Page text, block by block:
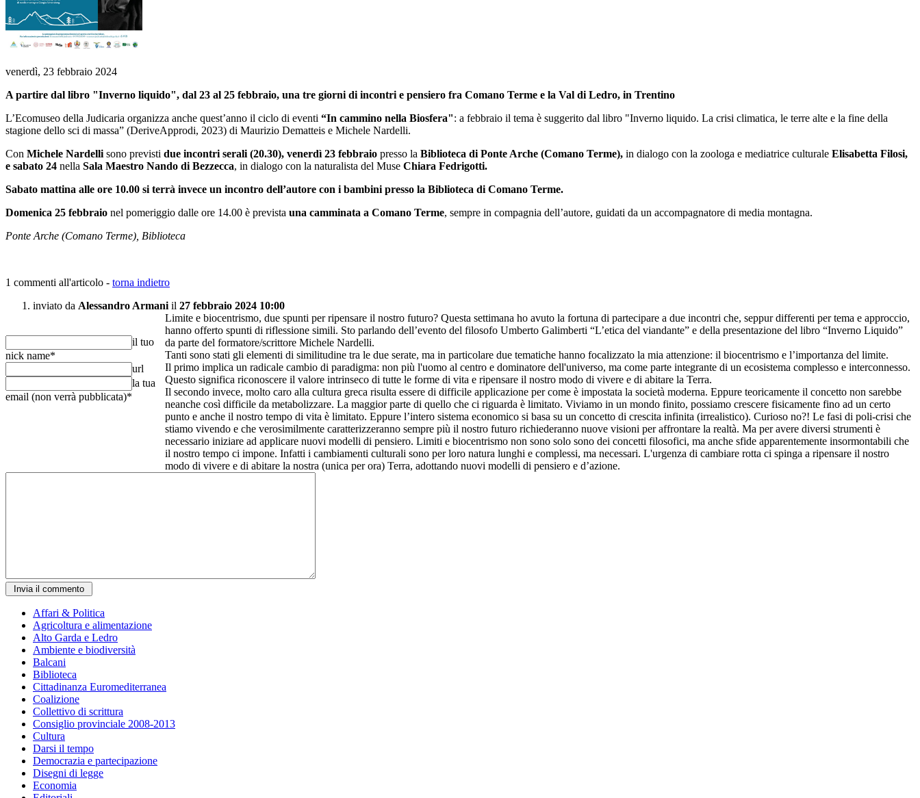
venerdì, 23 febbraio 2024
A partire dal libro "Inverno liquido", dal 23 al 25 febbraio, una tre giorni di incontri e pensiero fra Comano Terme e la Val di Ledro, in Trentino
L’Ecomuseo della Judicaria organizza anche quest’anno il ciclo di eventi “In cammino nella Biosfera": a febbraio il tema è suggerito dal libro "Inverno liquido. La crisi climatica, le terre alte e la fine della
stagione dello sci di massa” (DeriveApprodi, 2023) di Maurizio Dematteis e Michele Nardelli.
Con Michele Nardelli sono previsti due incontri serali (20.30), venerdì 23 febbraio presso la Biblioteca di Ponte Arche (Comano Terme), in dialogo con la zoologa e mediatrice culturale Elisabetta Filosi,
e sabato 24 nella Sala Maestro Nando di Bezzecca, in dialogo con la naturalista del Muse Chiara Fedrigotti.
Sabato mattina alle ore 10.00 si terrà invece un incontro dell’autore con i bambini presso la Biblioteca di Comano Terme.
Domenica 25 febbraio nel pomeriggio dalle ore 14.00 è prevista una camminata a Comano Terme, sempre in compagnia dell’autore, guidati da un accompagnatore di media montagna.
Ponte Arche (Comano Terme), Biblioteca
1 commenti all'articolo - torna indietro
inviato da Alessandro Armani il 27 febbraio 2024 10:00
Limite e biocentrismo, due spunti per ripensare il nostro futuro? Questa settimana ho avuto la fortuna di partecipare a due incontri che, seppur differenti per tema e approccio,
hanno offerto spunti di riflessione simili. Sto parlando dell’evento del filosofo Umberto Galimberti “L’etica del viandante” e della presentazione del libro “Inverno Liquido”
da parte del formatore/scrittore Michele Nardelli.
Tanti sono stati gli elementi di similitudine tra le due serate, ma in particolare due tematiche hanno focalizzato la mia attenzione: il biocentrismo e l’importanza del limite.
Il primo implica un radicale cambio di paradigma: non più l'uomo al centro e dominatore dell'universo, ma come parte integrante di un ecosistema complesso e interconnesso.
Questo significa riconoscere il valore intrinseco di tutte le forme di vita e ripensare il nostro modo di vivere e di abitare la Terra.
Il secondo invece, molto caro alla cultura greca risulta essere di difficile applicazione per come è impostata la società moderna. Eppure teoricamente il concetto non sarebbe
neanche così difficile da metabolizzare. La maggior parte di quello che ci riguarda è limitato. Viviamo in un mondo finito, possiamo crescere fisicamente fino ad un certo
punto e anche il nostro tempo di vita è limitato. Eppure l’intero sistema economico si basa su un concetto di crescita infinita (irrealistico). Curioso no?! Le fasi di poli-crisi che
stiamo vivendo e che verosimilmente caratterizzeranno sempre più il nostro futuro richiederanno nuove visioni per affrontare la realtà. Ma per avere diversi strumenti è
necessario iniziare ad applicare nuovi modelli di pensiero. Limiti e biocentrismo non sono solo sono dei concetti filosofici, ma anche sfide apparentemente insormontabili che
il nostro tempo ci impone. Infatti i cambiamenti culturali sono per loro natura lunghi e complessi, ma necessari. L'urgenza di cambiare rotta ci spinga a ripensare il nostro
modo di vivere e di abitare la nostra (unica per ora) Terra, adottando nuovi modelli di pensiero e d’azione.
il tuo
nick name*
url
la tua
email (non verrà pubblicata)*
Affari & Politica
Agricoltura e alimentazione
Alto Garda e Ledro
Ambiente e biodiversità
Balcani
Biblioteca
Cittadinanza Euromediterranea
Coalizione
Collettivo di scrittura
Consiglio provinciale 2008-2013
Cultura
Darsi il tempo
Democrazia e partecipazione
Disegni di legge
Economia